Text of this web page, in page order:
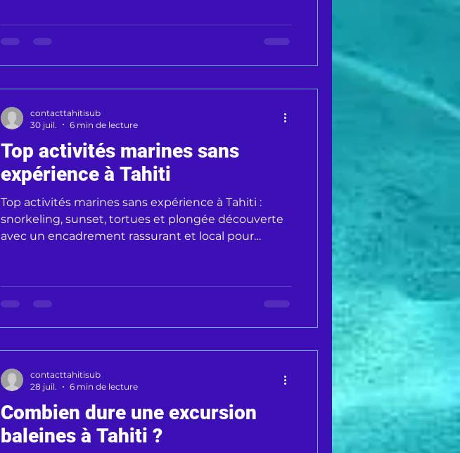
Top activités marines sans
expérience à Tahiti
Top activités marines sans expérience à Tahiti :
snorkeling, sunset, tortues et plongée découverte
avec un encadrement rassurant et local pour
contacttahitisub
30 juil.
6 min de lecture
Combien dure une excursion
baleines à Tahiti ?
contacttahitisub
28 juil.
6 min de lecture